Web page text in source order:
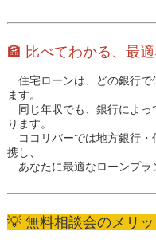
🏦 比べてわかる、最
住宅ローンは、どの銀行
ます。
同じ年収でも、銀行によ
ります。
ココリバーでは地方銀行・
携し、
あなたに最適なローンプ
💡 無料相談会のメリッ